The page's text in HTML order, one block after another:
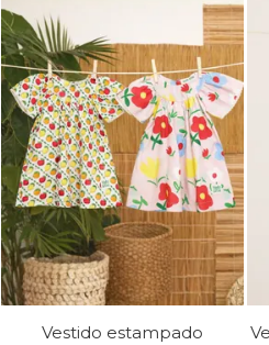
Vestido estampado